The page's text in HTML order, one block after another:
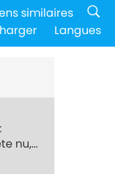
similaires
Langues
nu,